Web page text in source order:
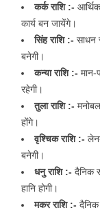
कर्क राशि :-
कार्य बन जायेंगे।
सिंह राशि :- साधन
बनेगी।
कन्या राशि :- मान-
रहेगी।
तुला राशि :-
होंगे।
वृश्चिक राशि :-
बनेगी।
धनु राशि :- दैनिक
हानि होगी।
मकर राशि :-